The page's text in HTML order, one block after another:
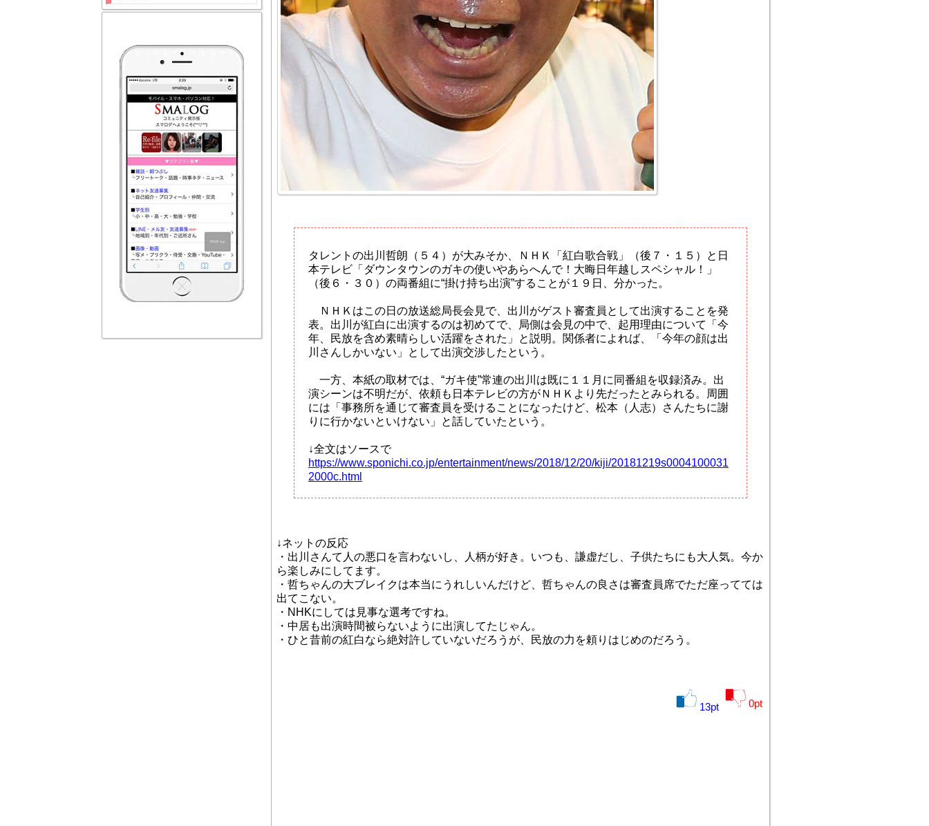
タレントの出川哲朗（５４）が大みそか、ＮＨＫ「紅白歌合戦」（後７・１５）と日
本テレビ「ダウンタウンのガキの使いやあらへんで！大晦日年越しスペシャル！」
（後６・３０）の両番組に“掛け持ち出演”することが１９日、分かった。
ＮＨＫはこの日の放送総局長会見で、出川がゲスト審査員として出演することを発
表。出川が紅白に出演するのは初めてで、局側は会見の中で、起用理由について「今
年、民放を含め素晴らしい活躍をされた」と説明。関係者によれば、「今年の顔は出
川さんしかいない」として出演交渉したという。
一方、本紙の取材では、“ガキ使”常連の出川は既に１１月に同番組を収録済み。出
演シーンは不明だが、依頼も日本テレビの方がＮＨＫより先だったとみられる。周囲
には「事務所を通じて審査員を受けることになったけど、松本（人志）さんたちに謝
りに行かないといけない」と話していたという。
↓全文はソースで
https://www.sponichi.co.jp/entertainment/news/2018/12/20/kiji/20181219s0004100031
2000c.html
↓ネットの反応
・出川さんて人の悪口を言わないし、人柄が好き。いつも、謙虚だし、子供たちにも大人気。今か
ら楽しみにしてます。
・哲ちゃんの大ブレイクは本当にうれしいんだけど、哲ちゃんの良さは審査員席でただ座ってては
出てこない。
・NHKにしては見事な選考ですね。
・中居も出演時間被らないように出演してたじゃん。
・ひと昔前の紅白なら絶対許していないだろうが、民放の力を頼りはじめのだろう。
13pt 0pt